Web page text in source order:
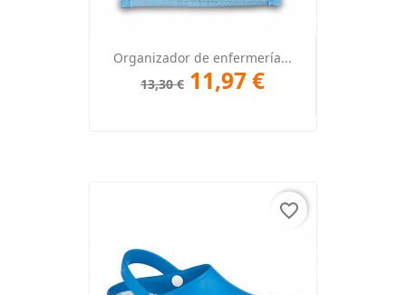
Organizador de enfermería...
13,30 € 11,97 €
favorite_border